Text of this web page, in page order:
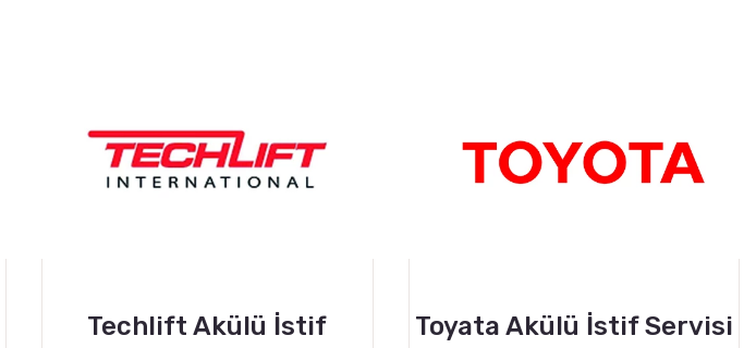
Techlift Akülü İstif
Toyata Akülü İstif Servisi